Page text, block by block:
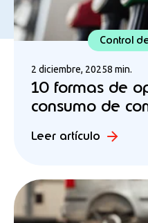
Control
2 diciembre, 20258 min.
10 formas de
consumo de
Leer artículo